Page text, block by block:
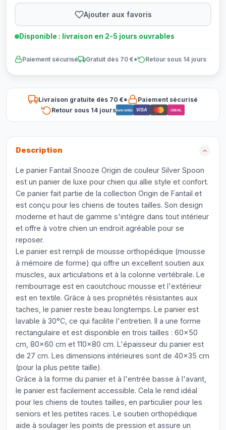
Ajouter aux favoris
Disponible : livraison en 2-5 jours ouvrables
Paiement sécurisé Gratuit dès 70 €* Retour sous 14 jours
Livraison gratuite dès 70 €*
Paiement sécurisé
Retour sous 14 joursBancontact VISA iDEAL
Description
Le panier Fantail Snooze Origin de couleur Silver Spoon
est un panier de luxe pour chien qui allie style et confort.
Ce panier fait partie de la collection Origin de Fantail et
est conçu pour les chiens de toutes tailles. Son design
moderne et haut de gamme s'intègre dans tout intérieur
et offre à votre chien un endroit agréable pour se
reposer.
Le panier est rempli de mousse orthopédique (mousse
à mémoire de forme) qui offre un excellent soutien aux
muscles, aux articulations et à la colonne vertébrale. Le
rembourrage est en caoutchouc mousse et l'extérieur
est en textile. Grâce à ses propriétés résistantes aux
taches, le panier reste beau longtemps. Le panier est
lavable à 30°C, ce qui facilite l'entretien. Il a une forme
rectangulaire et est disponible en trois tailles : 60x50
cm, 80x60 cm et 110x80 cm. L'épaisseur du panier est
de 27 cm. Les dimensions intérieures sont de 40x35 cm
(pour la plus petite taille).
Grâce à la forme du panier et à l'entrée basse à l'avant,
le panier est facilement accessible. Cela le rend idéal
pour les chiens de toutes tailles, en particulier pour les
seniors et les petites races. Le soutien orthopédique
aide à soulager les points de pression et assure un